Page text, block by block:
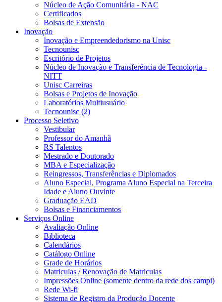
Núcleo de Ação Comunitária - NAC
Certificados
Bolsas de Extensão
Inovação
Inovação e Empreendedorismo na Unisc
Tecnounisc
Escritório de Projetos
Núcleo de Inovação e Transferência de Tecnologia -
NITT
Unisc Carreiras
Bolsas e Projetos de Inovação
Laboratórios Multiusuário
Tecnounisc (2)
Processo Seletivo
Vestibular
Professor do Amanhã
RS Talentos
Mestrado e Doutorado
MBA e Especialização
Reingressos, Transferências e Diplomados
Aluno Especial, Programa Aluno Especial na Terceira
Idade e Aluno Ouvinte
Graduação EAD
Bolsas e Financiamentos
Serviços Online
Avaliação Online
Biblioteca
Calendários
Catálogo Online
Grade de Horários
Matriculas / Renovação de Matriculas
Impressões Online (somente dentro da rede dos campi)
Rede Wi-fi
Sistema de Registro da Produção Docente